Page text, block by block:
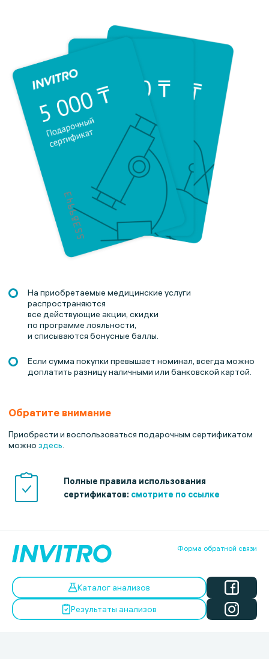
На приобретаемые медицинские услуги
распространяются
все действующие акции, скидки
по программе лояльности,
и списываются бонусные баллы.
Если сумма покупки превышает номинал, всегда можно
доплатить разницу наличными или банковской картой.
Обратите внимание
Приобрести и воспользоваться подарочным сертификатом
можно здесь.
Полные правила использования
сертификатов: смотрите по ссылке
Форма обратной связи
Каталог анализов
Результаты анализов